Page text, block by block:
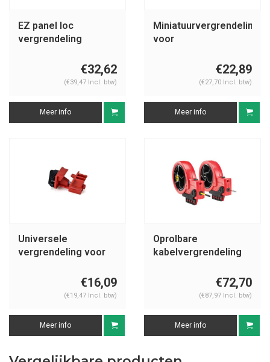
EZ panel loc
vergrendeling
€32,62
(€39,47 Incl. btw)
Meer info
Miniatuurvergrendeling
voor
(Tie-Bar) 090853,€22,89
(€27,70 Incl. btw)
Meer info
Universele
vergrendeling voor
066321, 066320
€16,09
(€19,47 Incl. btw)
Meer info
Oprolbare
kabelvergrendeling
€72,70
(€87,97 Incl. btw)
Meer info